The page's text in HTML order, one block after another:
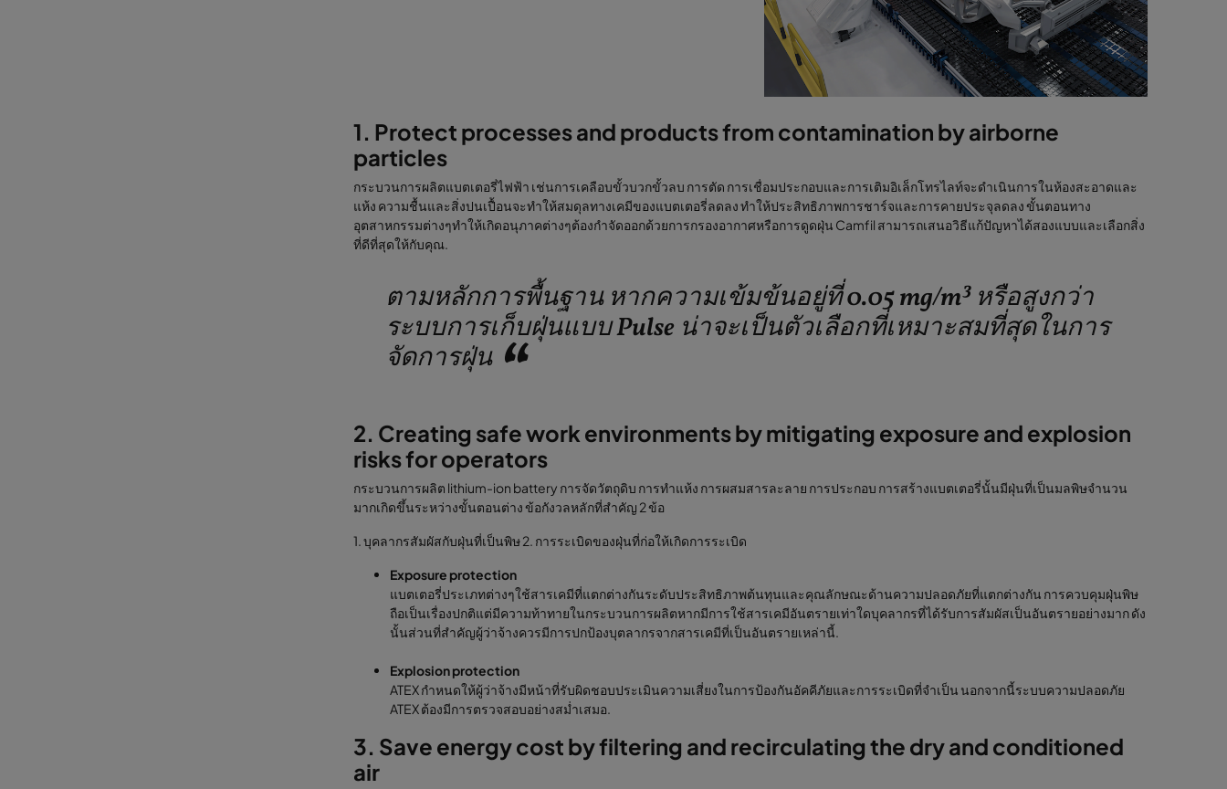
1. Protect processes and products from contamination by airborne
particles
กระบวนการผลิตแบตเตอรี่ไฟฟ้า เช่นการเคลือบขั้วบวกขั้วลบ การตัด การเชื่อมประกอบและการเติมอิเล็กโทรไลท์จะดำเนินการในห้องสะอาดและ
แห้ง ความชื้นและสิ่งปนเปื้อนจะทำให้สมดุลทางเคมีของแบตเตอรี่ลดลง ทำให้ประสิทธิภาพการชาร์จและการคายประจุลดลง ขั้นตอนทาง
อุตสาหกรรมต่างๆทำให้เกิดอนุภาคต่างๆต้องกำจัดออกด้วยการกรองอากาศหรือการดูดฝุ่น Camfil สามารถเสนอวิธีแก้ปัญหาได้สองแบบและเลือกสิ่ง
ที่ดีที่สุดให้กับคุณ.
ตามหลักการพื้นฐาน หากความเข้มข้นอยู่ที่ 0.05 mg/m³ หรือสูงกว่า
ระบบการเก็บฝุ่นแบบ Pulse น่าจะเป็นตัวเลือกที่เหมาะสมที่สุดในการ
จัดการฝุ่น
2. Creating safe work environments by mitigating exposure and explosion
risks for operators
กระบวนการผลิต lithium-ion battery การจัดวัตถุดิบ การทำแห้ง การผสมสารละลาย การประกอบ การสร้างแบตเตอรี่นั้นมีฝุ่นที่เป็นมลพิษจำนวน
มากเกิดขึ้นระหว่างขั้นตอนต่าง ข้อกังวลหลักที่สำคัญ 2 ข้อ
1. บุคลากรสัมผัสกับฝุ่นที่เป็นพิษ 2. การระเบิดของฝุ่นที่ก่อให้เกิดการระเบิด
Exposure protection
แบตเตอรี่ประเภทต่างๆใช้สารเคมีที่แตกต่างกันระดับประสิทธิภาพต้นทุนและคุณลักษณะด้านความปลอดภัยที่แตกต่างกัน การควบคุมฝุ่นพิษ
ถือเป็นเรื่องปกติแต่มีความท้าทายในกระบวนการผลิตหากมีการใช้สารเคมีอันตรายเท่าใดบุคลากรที่ได้รับการสัมผัสเป็นอันตรายอย่างมาก ดัง
นั้นส่วนที่สำคัญผู้ว่าจ้างควรมีการปกป้องบุตลากรจากสารเคมีที่เป็นอันตรายเหล่านี้.
Explosion protection
ATEX กำหนดให้ผู้ว่าจ้างมีหน้าที่รับผิดชอบประเมินความเสี่ยงในการป้องกันอัคคีภัยและการระเบิดที่จำเป็น นอกจากนี้ระบบความปลอดภัย
ATEX ต้องมีการตรวจสอบอย่างสม่ำเสมอ.
3. Save energy cost by filtering and recirculating the dry and conditioned
air